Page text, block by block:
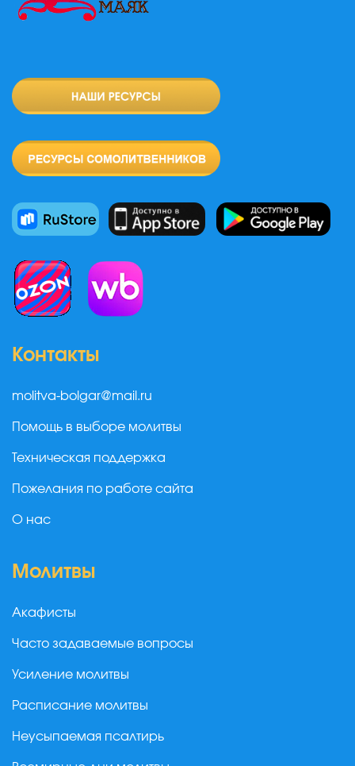
Контакты
molitva-bolgar@mail.ru
Помощь в выборе молитвы
Техническая поддержка
Пожелания по работе сайта
О нас
Молитвы
Акафисты
Часто задаваемые вопросы
Усиление молитвы
Расписание молитвы
Неусыпаемая псалтирь